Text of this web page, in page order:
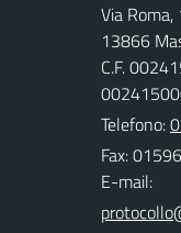
Via Roma,
13866
C.F.
Telefono:
Fax:
E-mail: